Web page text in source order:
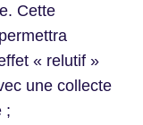
Cette
« relutif »
une collecte
;